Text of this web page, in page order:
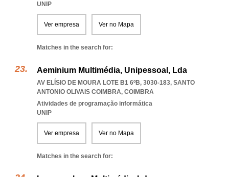
UNIP
Ver empresa Ver no Mapa
Matches in the search for:
Aeminium Multimédia, Unipessoal, Lda
AV ELÍSIO DE MOURA LOTE B1 6ºB, 3030-183, SANTO
ANTONIO OLIVAIS COIMBRA, COIMBRA
Atividades de programação informática
UNIP
Ver empresa Ver no Mapa
Matches in the search for: